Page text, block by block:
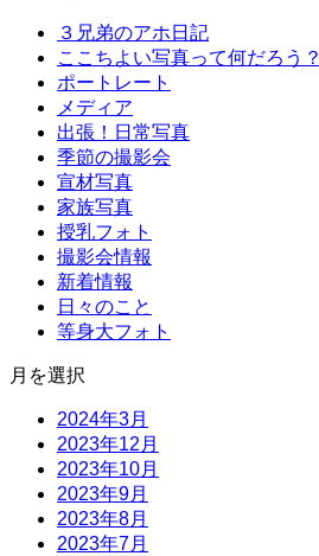
３兄弟のアホ日記
ここちよい写真って何だろう？
ポートレート
メディア
出張！日常写真
季節の撮影会
宣材写真
家族写真
授乳フォト
撮影会情報
新着情報
日々のこと
等身大フォト
月を選択
2024年3月
2023年12月
2023年10月
2023年9月
2023年8月
2023年7月